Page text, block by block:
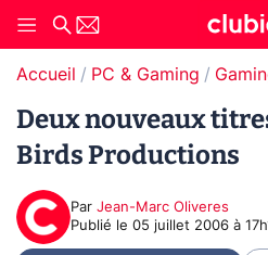
Accueil PC & Gaming
Deux nouveaux
Birds Productions
Par Jean-Marc Oliveres
Publié le 05 juillet 2006 à